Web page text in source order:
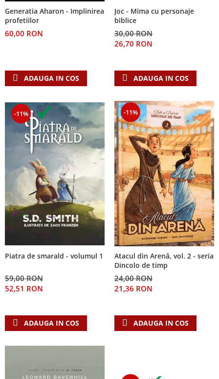
Generatia Aharon - Implinirea
profetiilor
60,00 RON
ADAUGA IN COS
Joc - Mima cu personaje
biblice
30,00 RON
26,70 RON
ADAUGA IN COS
-11%
Piatra de smarald - volumul 1
59,00 RON
52,51 RON
ADAUGA IN COS
-11%
Atacul din Arenă, vol. 2 - seria
Dincolo de timp
24,00 RON
21,36 RON
ADAUGA IN COS